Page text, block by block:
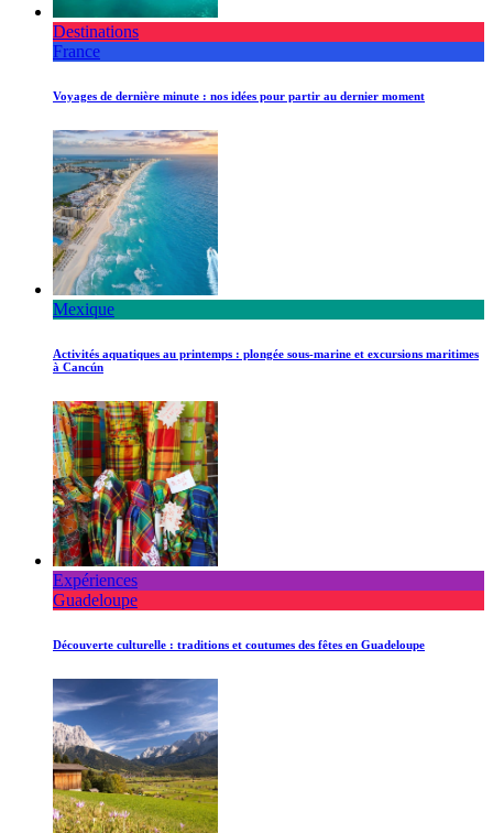
Destinations
France
Voyages de dernière minute : nos idées pour partir au dernier moment
Mexique
Activités aquatiques au printemps : plongée sous-marine et excursions maritimes
à Cancún
Expériences
Guadeloupe
Découverte culturelle : traditions et coutumes des fêtes en Guadeloupe